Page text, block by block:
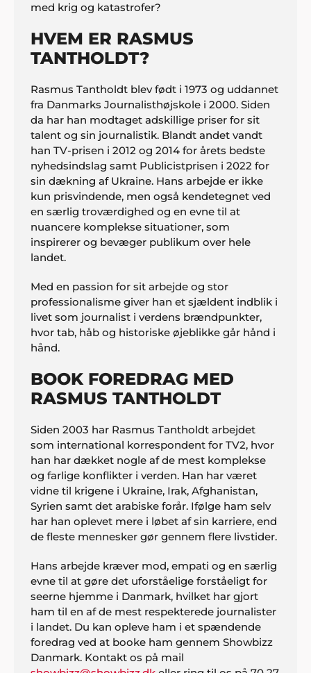
med krig og katastrofer?
HVEM ER RASMUS
TANTHOLDT?
Rasmus Tantholdt blev født i 1973 og uddannet
fra Danmarks Journalisthøjskole i 2000. Siden
da har han modtaget adskillige priser for sit
talent og sin journalistik. Blandt andet vandt
han TV-prisen i 2012 og 2014 for årets bedste
nyhedsindslag samt Publicistprisen i 2022 for
sin dækning af Ukraine. Hans arbejde er ikke
kun prisvindende, men også kendetegnet ved
en særlig troværdighed og en evne til at
nuancere komplekse situationer, som
inspirerer og bevæger publikum over hele
landet.
Med en passion for sit arbejde og stor
professionalisme giver han et sjældent indblik i
livet som journalist i verdens brændpunkter,
hvor tab, håb og historiske øjeblikke går hånd i
hånd.
BOOK FOREDRAG MED
RASMUS TANTHOLDT
Siden 2003 har Rasmus Tantholdt arbejdet
som international korrespondent for TV2, hvor
han har dækket nogle af de mest komplekse
og farlige konflikter i verden. Han har været
vidne til krigene i Ukraine, Irak, Afghanistan,
Syrien samt det arabiske forår. Ifølge ham selv
har han oplevet mere i løbet af sin karriere, end
de fleste mennesker gør gennem flere livstider.
Hans arbejde kræver mod, empati og en særlig
evne til at gøre det uforståelige forståeligt for
seerne hjemme i Danmark, hvilket har gjort
ham til en af de mest respekterede journalister
i landet. Du kan opleve ham i et spændende
foredrag ved at booke ham gennem Showbizz
Danmark. Kontakt os på mail